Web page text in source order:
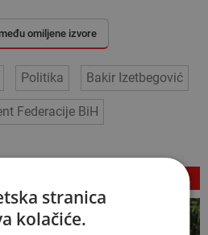
omiljene izvore
Politika Bakir Izetbegović
Federacije BiH
stranica
kolačiće.